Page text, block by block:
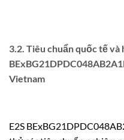
3.2. Tiêu chuẩn quốc tế
Vietnam
E2S